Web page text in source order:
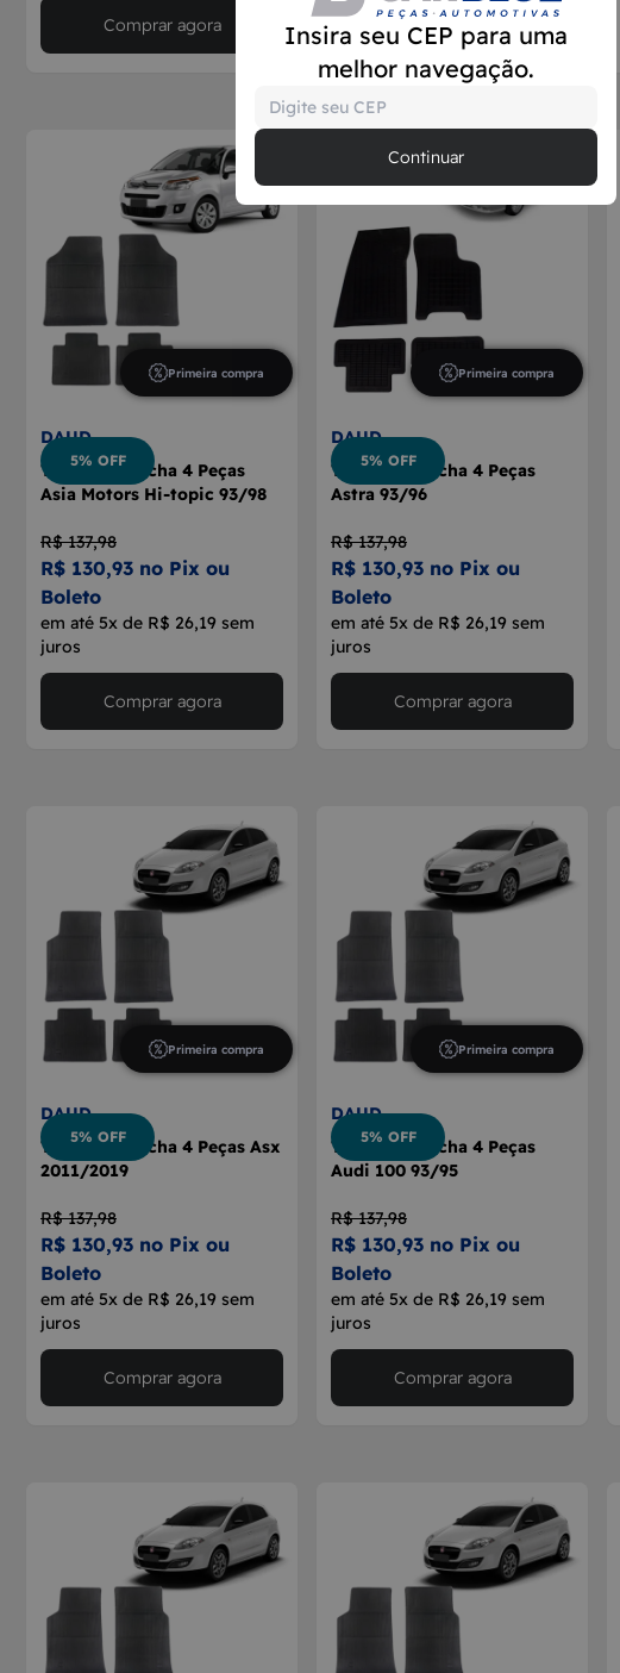
Insira seu CEP para uma
melhor navegação.
Continuar
Comprar agora Comprar agora
Primeira compra
DAUD
Tapete Borracha 4 Peças
Asia Motors Hi-topic 93/98
R$ 137,98
R$ 130,93 no Pix ou
Boleto
em até 5x de R$ 26,19 sem
juros
5% OFF
Comprar agora
Primeira compra
DAUD
Tapete Borracha 4 Peças
Astra 93/96
R$ 137,98
R$ 130,93 no Pix ou
Boleto
em até 5x de R$ 26,19 sem
juros
5% OFF
Comprar agora
Primeira compra
DAUD
Tapete Borracha 4 Peças Asx
2011/2019
R$ 137,98
R$ 130,93 no Pix ou
Boleto
em até 5x de R$ 26,19 sem
juros
5% OFF
Comprar agora
Primeira compra
DAUD
Tapete Borracha 4 Peças
Audi 100 93/95
R$ 137,98
R$ 130,93 no Pix ou
Boleto
em até 5x de R$ 26,19 sem
juros
5% OFF
Comprar agora